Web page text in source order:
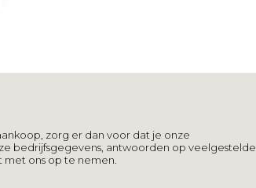
zorg er dan voor dat je onze
bedrijfsgegevens, antwoorden op veelgestelde
ons op te nemen.